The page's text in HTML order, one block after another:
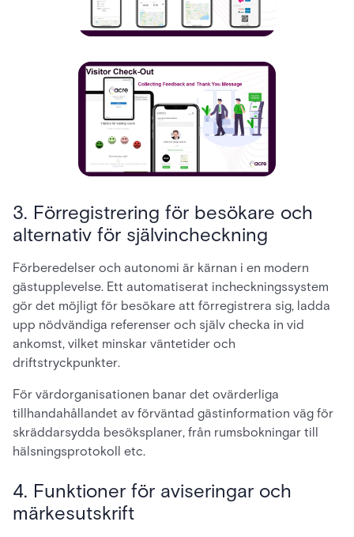
3. Förregistrering för besökare och
alternativ för självincheckning
Förberedelser och autonomi är kärnan i en modern
gästupplevelse. Ett automatiserat incheckningssystem
gör det möjligt för besökare att förregistrera sig, ladda
upp nödvändiga referenser och själv checka in vid
ankomst, vilket minskar väntetider och
driftstryckpunkter.
För värdorganisationen banar det ovärderliga
tillhandahållandet av förväntad gästinformation väg för
skräddarsydda besöksplaner, från rumsbokningar till
hälsningsprotokoll etc.
4. Funktioner för aviseringar och
märkesutskrift